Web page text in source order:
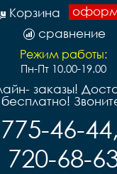
Корзина
сравнение
Режим работы:
Пн-Пт 10.00-19.00
заказы!
бесплатно!
46-
720-68-